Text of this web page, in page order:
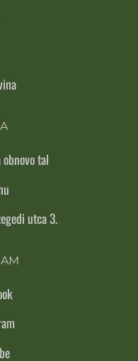
tal
utca 3.